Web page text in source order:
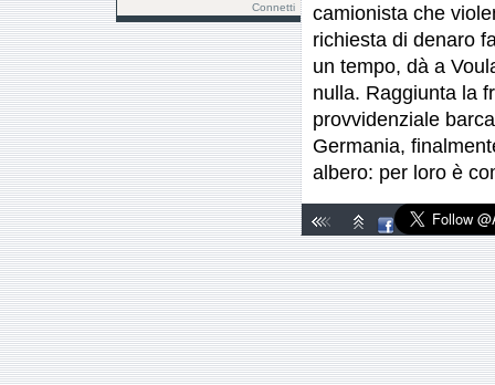
Connetti
camionista che
richiesta di denaro
un tempo, dà a
nulla. Raggiunta la
provvidenziale
Germania,
albero: per loro è